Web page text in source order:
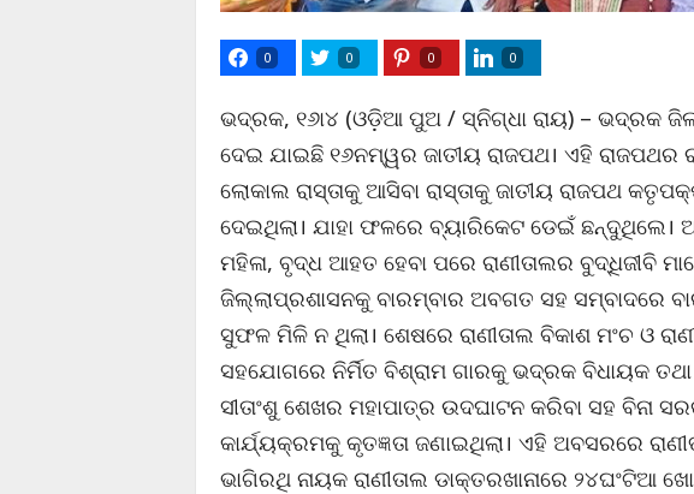
0 0 0 0
ଭଦ୍ରକ, ୧୬ା୪ (ଓଡ଼ିଆ ପୁଅ / ସ୍ନିଗ୍ଧା ରାୟ) – ଭଦ୍ରକ
ଦେଇ ଯାଇଛି ୧୬ନମ୍ୱର ଜାତୀୟ ରାଜପଥ। ଏହି ରାଜପଥର
ଲୋକାଲ ରାସ୍ତାକୁ ଆସିବା ରାସ୍ତାକୁ ଜାତୀୟ ରାଜପଥ
ଦେଇଥିଲା। ଯାହା ଫଳରେ ବ୍ୟାରିକେଟ ଡେଇଁ
ମହିଳା, ବୃଦ୍ଧ ଆହତ ହେବା ପରେ ରାଣୀତାଲର ବୁଦ୍ଧିଜୀବି
ଜିଲ୍ଲାପ୍ରଶାସନକୁ ବାରମ୍ବାର ଅବଗତ ସହ ସମ୍ବାଦରେ
ସୁଫଳ ମିଳି ନ ଥିଲା। ଶେଷରେ ରାଣୀତାଲ ବିକାଶ ମଂଚ ଓ
ସହଯୋଗରେ ନିର୍ମିତ ବିଶ୍ରାମ ଗାରକୁ ଭଦ୍ରକ ବିଧାୟକ
ସୀତାଂଶୁ ଶେଖର ମହାପାତ୍ର ଉଦଘାଟନ କରିବା ସହ ବିନା
କାର୍ଯ୍ୟକ୍ରମକୁ କୃତଜ୍ଞତା ଜଣାଇଥିଲା। ଏହି ଅବସରରେ
ଭାଗିରଥି ନାୟକ ରାଣୀତାଲ ଡାକ୍ତରଖାନାରେ ୨୪ଘଂଟିଆ